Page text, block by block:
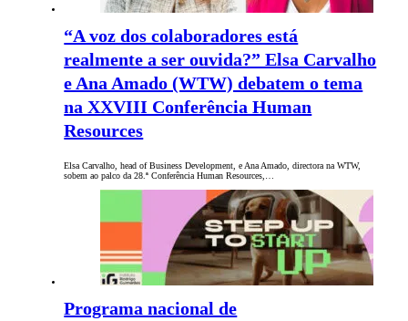
“A voz dos colaboradores está
realmente a ser ouvida?” Elsa Carvalho
e Ana Amado (WTW) debatem o tema
na XXVIII Conferência Human
Resources
Elsa Carvalho, head of Business Development, e Ana Amado, directora na WTW,
sobem ao palco da 28.ª Conferência Human Resources,…
Programa nacional de